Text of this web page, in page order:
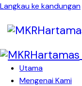
Langkau ke kandungan
Utama
Mengenai Kami